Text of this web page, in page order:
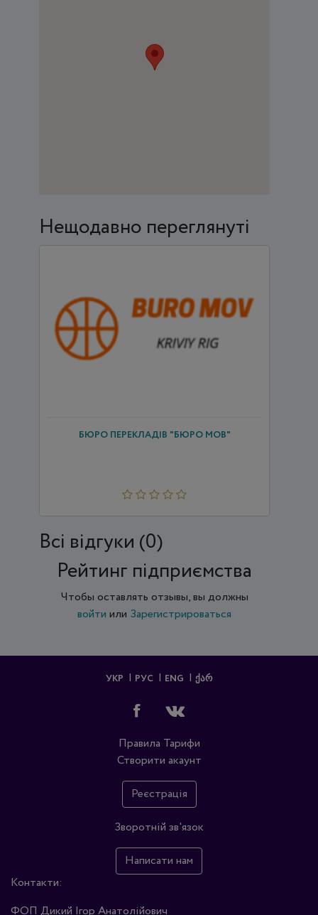
Нещодавно переглянуті
БЮРО ПЕРЕКЛАДІВ "БЮРО МОВ"
Всi відгуки (0)
Рейтинг підприємства
Чтобы оставлять отзывы, вы должны
войти или Зарегистрироваться
УКР РУС ENG ᲥᲐᲠ
Правила Тарифи
Створити акаунт
Реєстрація
Зворотній зв'язок
Написати нам
Контакти:
ФОП Дикий Ігор Анатолійович